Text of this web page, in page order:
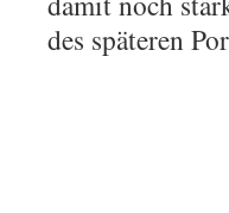
des späteren